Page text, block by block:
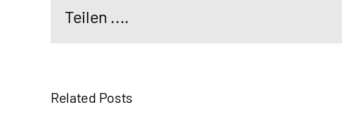
Teilen ....
Related Posts